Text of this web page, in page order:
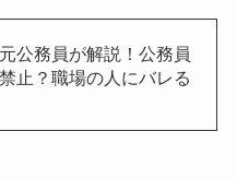
元公務員が解説！公務員
止？職場の人にバレる